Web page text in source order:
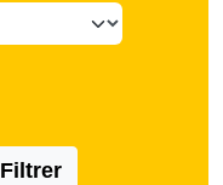
Filtrer